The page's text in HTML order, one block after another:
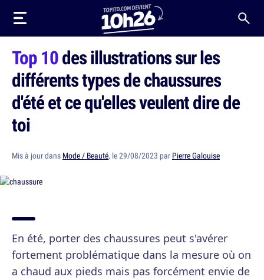
Top 10des illustrations sur les
différents types de chaussures
d'été et ce qu'elles veulent dire de
toi
Mis à jour dans Mode / Beauté, le 29/08/2023 par Pierre Galouise
En été, porter des chaussures peut s'avérer
fortement problématique dans la mesure où on
a chaud aux pieds mais pas forcément envie de